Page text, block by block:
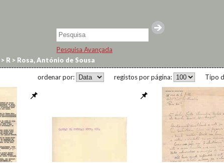
Pesquisa Avançada
> R > Rosa, António de Sousa
Tipo
registos por página:
ordenar por: